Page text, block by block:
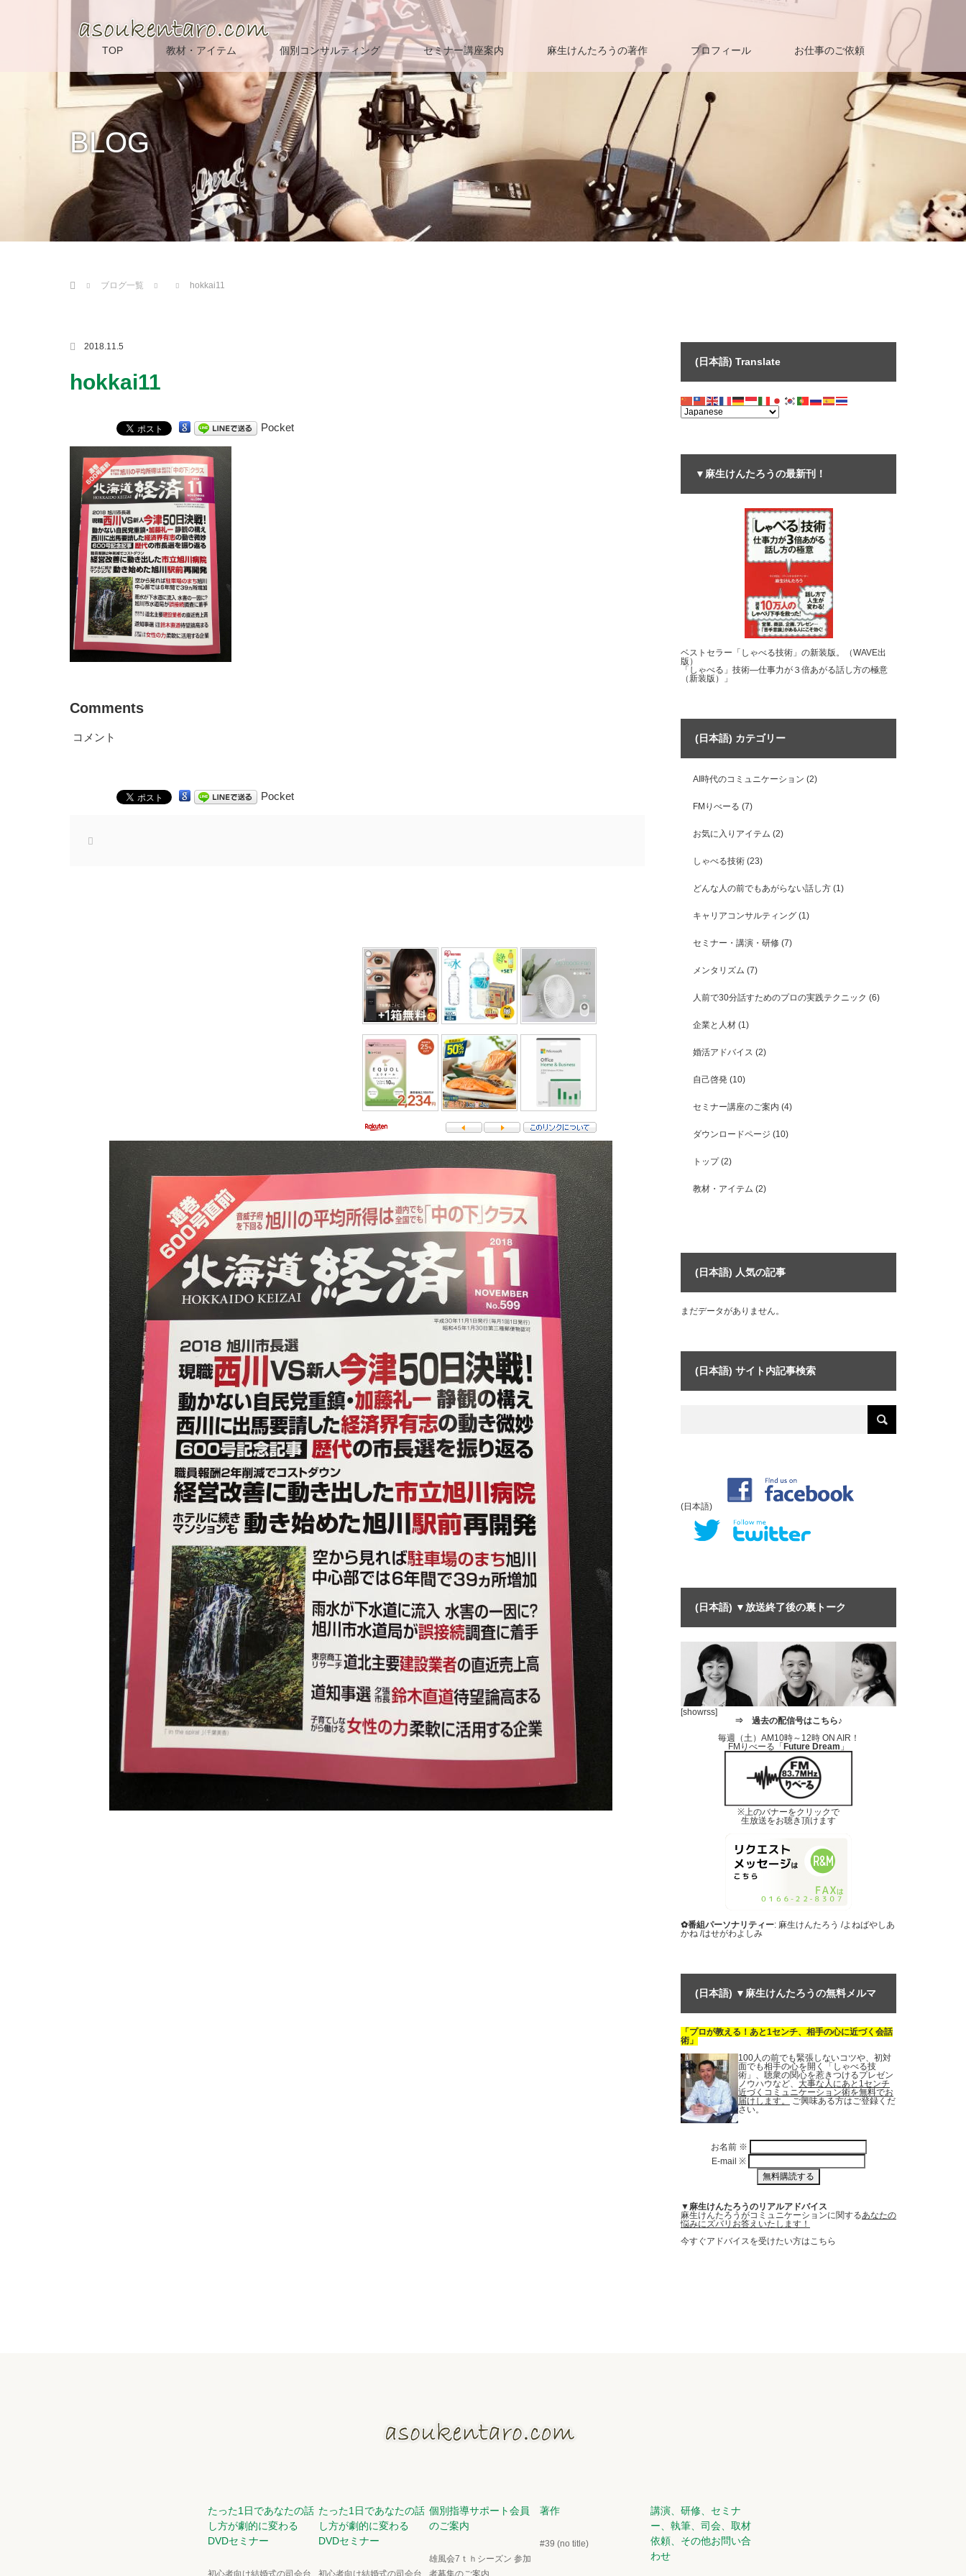
TOP 教材・アイテム 個別コンサルティング セミナー講座案内 麻生けんたろうの著作 プロフィール お仕事のご依頼
BLOG
ブログ一覧
hokkai11
2018.11.5
hokkai11
Pocket
Comments
コメント
Pocket
(日本語) Translate
▼麻生けんたろうの最新刊！
ベストセラー「しゃべる技術」の新装版。（WAVE出
版）
「しゃべる」技術―仕事力が３倍あがる話し方の極意
（新装版）」
(日本語) カテゴリー
AI時代のコミュニケーション (2)
FMりべーる (7)
お気に入りアイテム (2)
しゃべる技術 (23)
どんな人の前でもあがらない話し方 (1)
キャリアコンサルティング (1)
セミナー・講演・研修 (7)
メンタリズム (7)
人前で30分話すためのプロの実践テクニック (6)
企業と人材 (1)
婚活アドバイス (2)
自己啓発 (10)
セミナー講座のご案内 (4)
ダウンロードページ (10)
トップ(2)
教材・アイテム (2)
(日本語) 人気の記事
まだデータがありません。
(日本語) サイト内記事検索
(日本語)
(日本語) ▼放送終了後の裏トーク
[showrss]
⇒ 過去の配信号はこちら♪
毎週（土）AM10時～12時 ON AIR！
FMりべーる「Future Dream 」
※上のバナーをクリックで
生放送をお聴き頂けます
✿番組パーソナリティー: 麻生けんたろう /よねばやしあ
かね /はせがわよしみ
(日本語) ▼麻生けんたろうの無料メルマ
ガ
「プロが教える！あと1センチ、相手の心に近づく会話
術」
100人の前でも緊張しないコツや、初対
面でも相手の心を開く「しゃべる技
術」、聴衆の関心を惹きつけるプレゼン
ノウハウなど、 大事な人にあと1センチ
近づくコミュニケーション術を無料でお
届けします。
ご興味ある方はご登録くだ
さい。
お名前 ※
E-mail ※
▼麻生けんたろうのリアルアドバイス
麻生けんたろうがコミュニケーションに関するあなたの
悩みにズバリお答えいたします！
今すぐアドバイスを受けたい方はこちら
たった1日であなたの話
し方が劇的に変わる
DVDセミナー
初心者向け結婚式の司会台
たった1日であなたの話
し方が劇的に変わる
DVDセミナー
初心者向け結婚式の司会台
個別指導サポート会員
のご案内
雄風会7ｔｈシーズン 参加
者募集のご案内
著作
#39 (no title)
講演、研修、セミナ
ー、執筆、司会、取材
依頼、その他お問い合
わせ